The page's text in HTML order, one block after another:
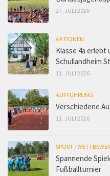
27. JULI 2026
AKTIONEN
Klasse 4a erlebt
Schullandheim
11. JULI 2026
AUFFÜHRUNG
Verschiedene
11. JULI 2026
SPORT /
Spannende
Fußballturnier